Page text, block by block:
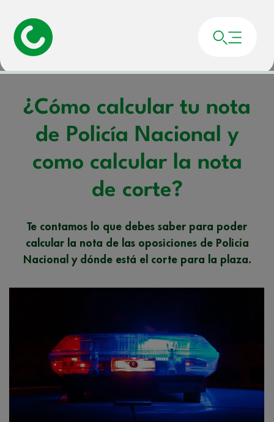
Portada»
¿Cómo calcular tu nota
de Policía Nacional y
como calcular la nota
de corte?
Te contamos lo que debes saber para poder
calcular la nota de las oposiciones de Policía
Nacional y dónde está el corte para la plaza.